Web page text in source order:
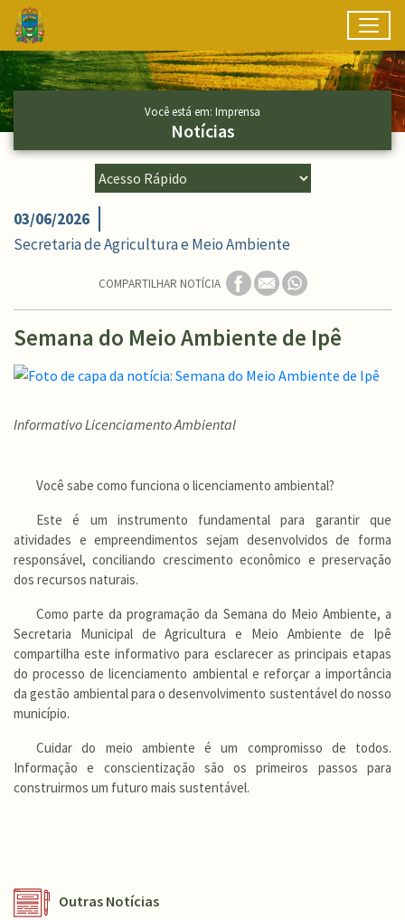
Ir para conteúdo principal
Conteúdo Principal
Você está em: Imprensa
Notícias
03/06/2026
Secretaria de Agricultura e Meio Ambiente
COMPARTILHAR NOTÍCIA
Semana do Meio Ambiente de Ipê
Informativo Licenciamento Ambiental
Você sabe como funciona o licenciamento ambiental?
Este é um instrumento fundamental para garantir que
atividades e empreendimentos sejam desenvolvidos de forma
responsável, conciliando crescimento econômico e preservação
dos recursos naturais.
Como parte da programação da Semana do Meio Ambiente, a
Secretaria Municipal de Agricultura e Meio Ambiente de Ipê
compartilha este informativo para esclarecer as principais etapas
do processo de licenciamento ambiental e reforçar a importância
da gestão ambiental para o desenvolvimento sustentável do nosso
município.
Cuidar do meio ambiente é um compromisso de todos.
Informação e conscientização são os primeiros passos para
construirmos um futuro mais sustentável.
Outras Notícias